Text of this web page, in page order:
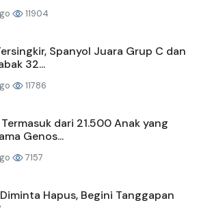
11904
Spanyol Juara Grup C dan
32...
11786
Termasuk dari 21.500 Anak yang
Genos...
7157
Hapus, Begini Tanggapan